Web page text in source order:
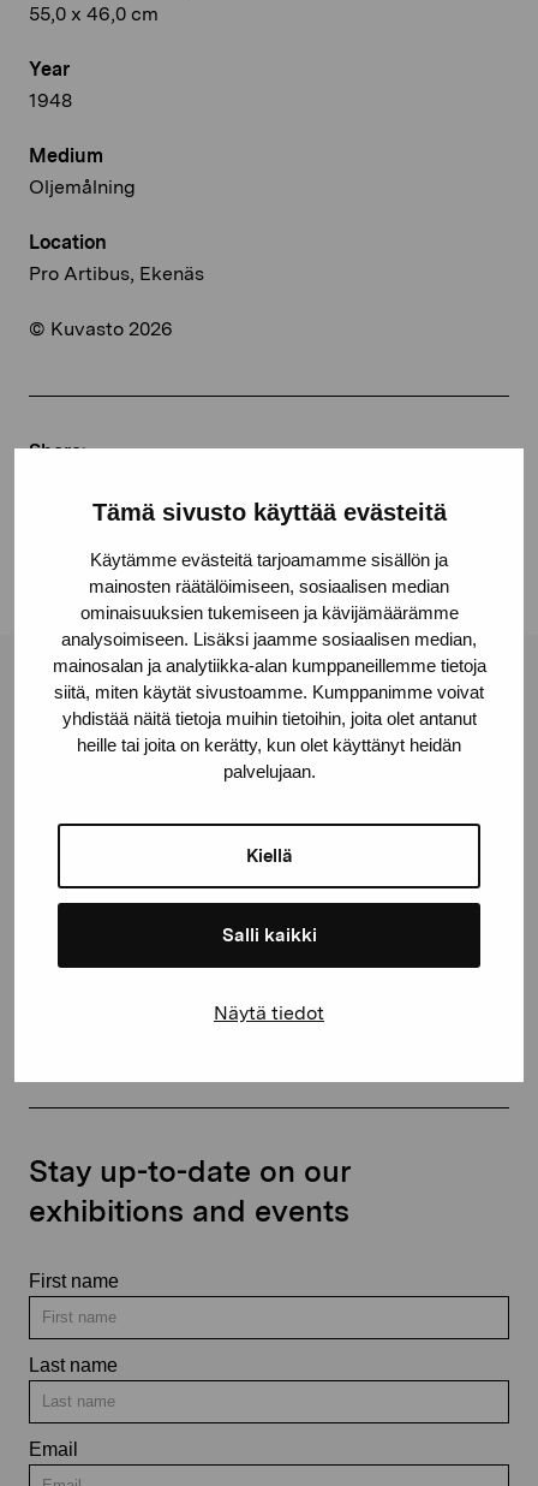
Tämä sivusto käyttää evästeitä
Käytämme evästeitä tarjoamamme sisällön ja
mainosten räätälöimiseen, sosiaalisen median
ominaisuuksien tukemiseen ja kävijämäärämme
analysoimiseen. Lisäksi jaamme sosiaalisen median,
mainosalan ja analytiikka-alan kumppaneillemme tietoja
siitä, miten käytät sivustoamme. Kumppanimme voivat
yhdistää näitä tietoja muihin tietoihin, joita olet antanut
heille tai joita on kerätty, kun olet käyttänyt heidän
palvelujaan.
Kiellä
Salli kaikki
Näytä tiedot
55,0 x 46,0 cm
Year
1948
Medium
Oljemålning
Location
Pro Artibus, Ekenäs
© Kuvasto 2026
Share:
Pro Artibus Foundation
Stay up-to-date on our
exhibitions and events
First name
Last name
Email